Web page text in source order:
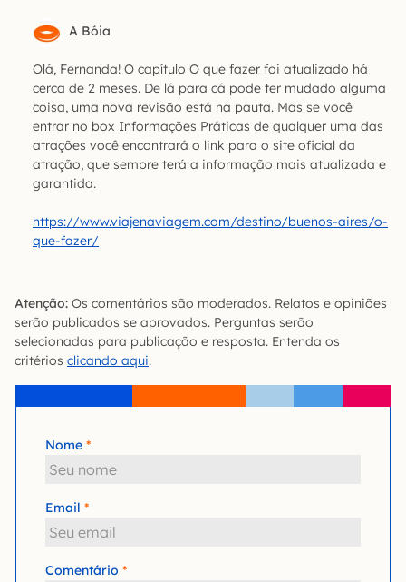
A Bóia
Olá, Fernanda! O capítulo O que fazer foi atualizado há
cerca de 2 meses. De lá para cá pode ter mudado alguma
coisa, uma nova revisão está na pauta. Mas se você
entrar no box Informações Práticas de qualquer uma das
atrações você encontrará o link para o site oficial da
atração, que sempre terá a informação mais atualizada e
garantida.
https://www.viajenaviagem.com/destino/buenos-aires/o-
que-fazer/
Atenção: Os comentários são moderados. Relatos e opiniões
serão publicados se aprovados. Perguntas serão
selecionadas para publicação e resposta. Entenda os
critérios clicando aqui.
Nome
Email
Comentário